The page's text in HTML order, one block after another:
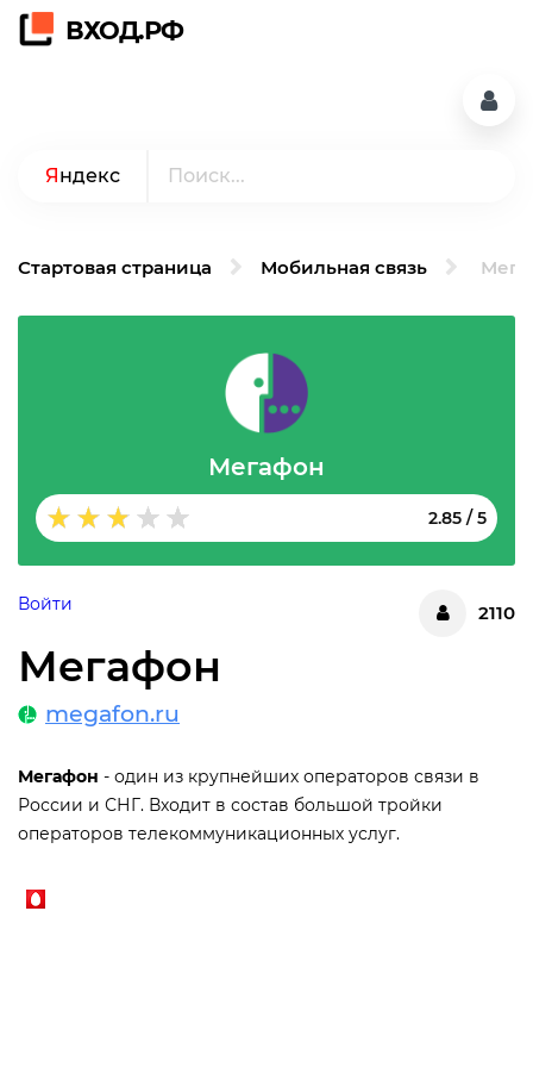
ВХОД.РФ
Яндекс
Стартовая страница Мобильная связь
Мегафон
2.85 /5
Войти 2110
Мегафон
megafon.ru
Мегафон - один из крупнейших операторов связи в
России и СНГ. Входит в состав большой тройки
операторов телекоммуникационных услуг.